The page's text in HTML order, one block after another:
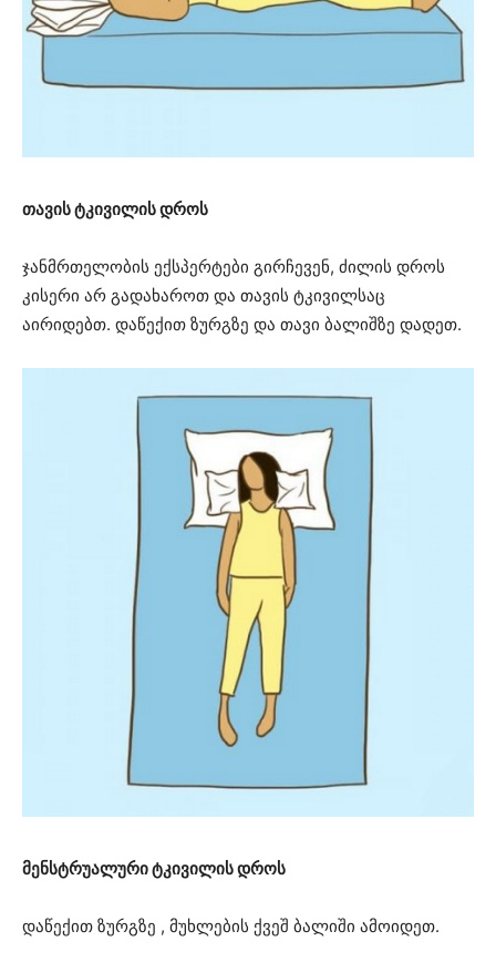
თავის ტკივილის დროს
ჯანმრთელობის ექსპერტები გირჩევენ, ძილის დროს
კისერი არ გადახაროთ და თავის ტკივილსაც
აირიდებთ. დაწექით ზურგზე და თავი ბალიშზე დადეთ.
მენსტრუალური ტკივილის დროს
დაწექით ზურგზე , მუხლების ქვეშ ბალიში ამოიდეთ.